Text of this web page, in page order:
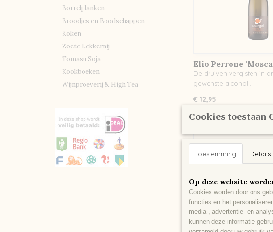
Borrelplanken
Broodjes en Boodschappen
Koken
Zoete Lekkernij
Tomasu Soja
Kookboeken
Wijnproeverij & High Tea
Elio Perrone
De druiven vergisten in
gewenste alcohol…
€ 12,95
Cookies toestaan
Toestemming Details
Op deze website
Cookies worden door ons
functies en het
media-, advertentie- en
kunnen deze informatie